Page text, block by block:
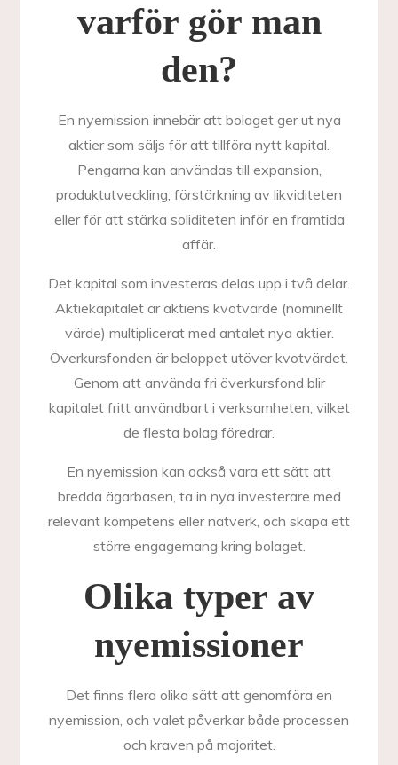
varför gör man
den?
En nyemission innebär att bolaget ger ut nya
aktier som säljs för att tillföra nytt kapital.
Pengarna kan användas till expansion,
produktutveckling, förstärkning av likviditeten
eller för att stärka soliditeten inför en framtida
affär.
Det kapital som investeras delas upp i två delar.
Aktiekapitalet är aktiens kvotvärde (nominellt
värde) multiplicerat med antalet nya aktier.
Överkursfonden är beloppet utöver kvotvärdet.
Genom att använda fri överkursfond blir
kapitalet fritt användbart i verksamheten, vilket
de flesta bolag föredrar.
En nyemission kan också vara ett sätt att
bredda ägarbasen, ta in nya investerare med
relevant kompetens eller nätverk, och skapa ett
större engagemang kring bolaget.
Olika typer av
nyemissioner
Det finns flera olika sätt att genomföra en
nyemission, och valet påverkar både processen
och kraven på majoritet.